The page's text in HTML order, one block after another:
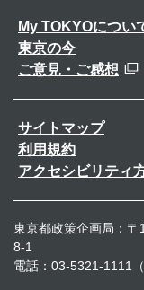
My TOKYOについ
東京の今
ご意見・ご感想
サイトマップ
利用規約
アクセシビリティ
東京都政策企画局：
8-1
電話：03-5321-1111（